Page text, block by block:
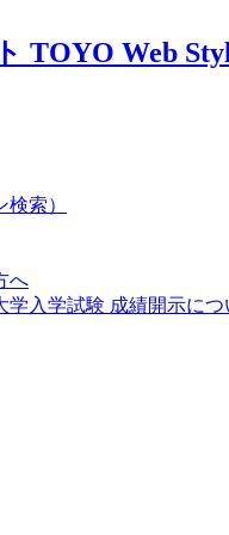
TOYO Web
索）
へ
学入学試験 成績開示に